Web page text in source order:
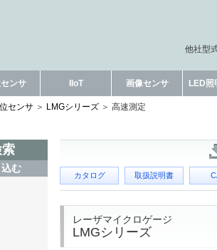
他社型
ンサ IIoT 画像センサ LED照
センサ LMGシリーズ 高速測定
む
カタログ 取扱説明書
レーザマイクロゲージ
LMGシリーズ